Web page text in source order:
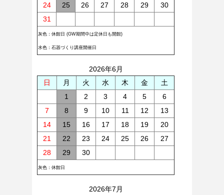
24
25 26 27 28 29
30
31
灰色：休館日 (GW期間中は定休日も開館)
水色：石器づくり講座開催日
2026年6月
日
月 火 水 木 金
土
1
2 3 4 5
6
7
8 9 10 11 12
13
14
15 16 17 18 19
20
21
22 23 24 25 26
27
28
29 30
灰色：休館日
2026年7月